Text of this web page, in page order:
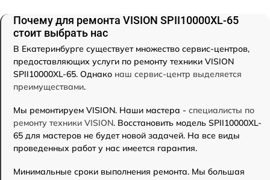
Почему для ремонта VISION SPII10000XL-65
стоит выбрать нас
В Екатеринбурге существует множество сервис-центров,
предоставляющих услуги по ремонту техники VISION
SPII10000XL-65. Однако наш сервис-центр выделяется
преимуществами.
Мы ремонтируем VISION. Наши мастера - специалисты по
ремонту техники VISION. Восстановить модель SPII10000XL-
65 для мастеров не будет новой задачей. На все виды
проведенных работ у нас имеется гарантия.
Минимальные сроки выполнения ремонта. Мы большая